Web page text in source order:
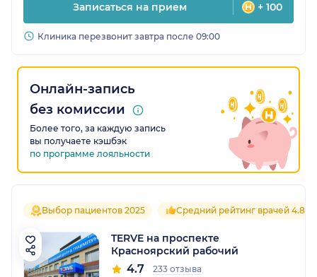
Записаться на прием + 100
Клиника перезвонит завтра после 09:00
Онлайн-запись
без комиссии
Более того, за каждую запись
вы получаете кэшбэк
по программе лояльности
Выбор пациентов 2025 Средний рейтинг врачей 4.8
TERVE на проспекте
Красноярский рабочий
4.7 233 отзыва